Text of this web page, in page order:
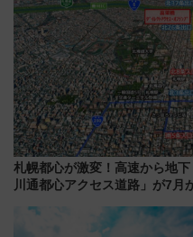
札幌都心が激変！高速から地
川通都心アクセス道路」が7